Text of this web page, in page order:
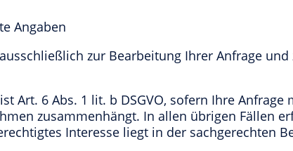
Angaben
zur Bearbeitung Ihrer Anfrage
Art. 6 Abs. 1 lit. b DSGVO, sofern Ihre
zusammenhängt. In allen übrigen Fällen
Interesse liegt in der sachgerechten